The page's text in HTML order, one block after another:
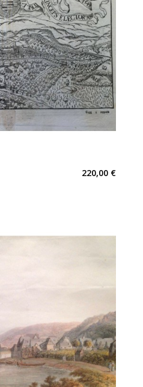
220,00 €